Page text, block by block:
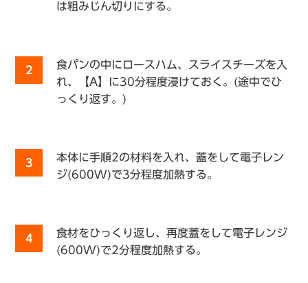
は粗みじん切りにする。
2
食パンの中にロースハム、スライスチーズを入
れ、【A】に30分程度浸けておく。(途中でひ
っくり返す。)
3
本体に手順2の材料を入れ、蓋をして電子レン
ジ(600W)で3分程度加熱する。
4
食材をひっくり返し、再度蓋をして電子レンジ
(600W)で2分程度加熱する。